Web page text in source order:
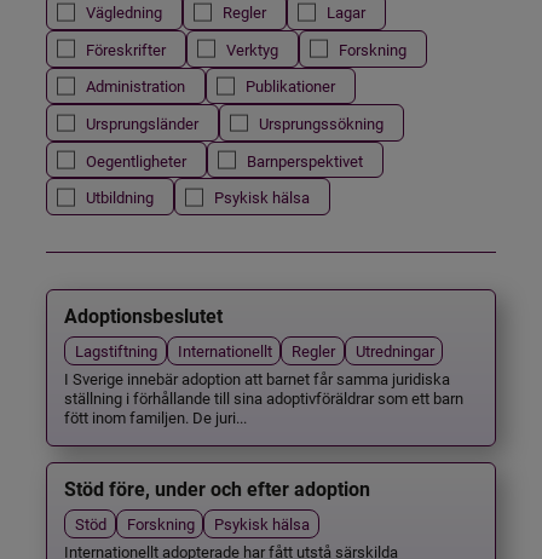
Vägledning
Regler
Lagar
Föreskrifter
Verktyg
Forskning
Administration
Publikationer
Ursprungsländer
Ursprungssökning
Oegentligheter
Barnperspektivet
Utbildning
Psykisk hälsa
Adoptionsbeslutet
Lagstiftning Internationellt Regler
Utredningar
I Sverige innebär adoption att barnet får samma juridiska
ställning i förhållande till sina adoptivföräldrar som ett barn
fött inom familjen. De juri...
Stöd före, under och efter adoption
Stöd Forskning
Psykisk hälsa
Internationellt adopterade har fått utstå särskilda